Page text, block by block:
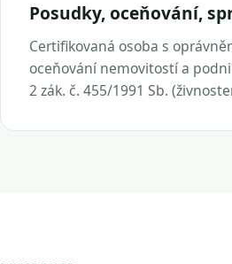
Posudky, oceňování,
Certifikovaná osoba s
oceňování nemovitostí a
2 zák. č. 455/1991 Sb.